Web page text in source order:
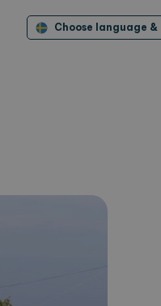
Choose language &